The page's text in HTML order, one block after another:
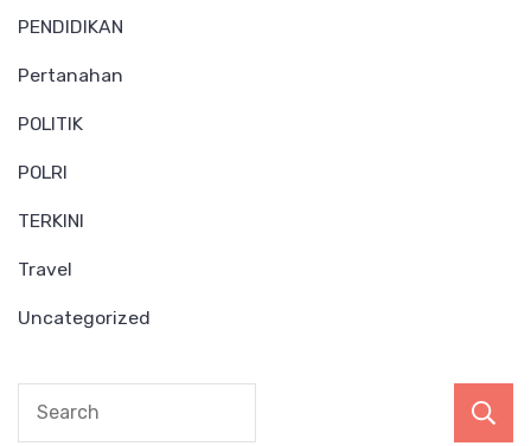
PENDIDIKAN
Pertanahan
POLITIK
POLRI
TERKINI
Travel
Uncategorized